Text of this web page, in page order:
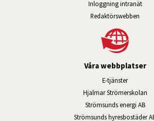
Inloggning intranät
Redaktörswebben
Våra webbplatser
E-tjänsterLänk till
Hjalmar Strömerskolan
Strömsunds energi AB
Strömsunds hyresbostäder